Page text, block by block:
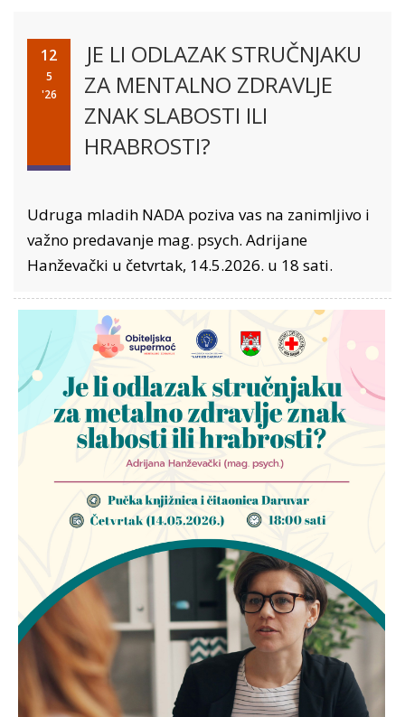
12
5
'26
JE LI ODLAZAK STRUČNJAKU
ZA MENTALNO ZDRAVLJE
ZNAK SLABOSTI ILI
HRABROSTI?
Udruga mladih NADA poziva vas na zanimljivo i
važno predavanje mag. psych. Adrijane
Hanževački u četvrtak, 14.5.2026. u 18 sati.